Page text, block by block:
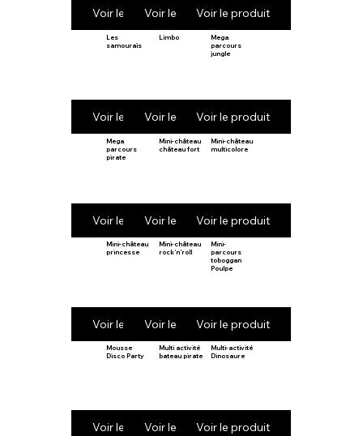
Voir le produitVoir le produitVoir le produit
Les
samouraïs
Voir le produit
Limbo
Voir le produit
Mega
parcours
jungle
Voir le produit
Mega
parcours
pirate
Voir le produit
Mini-château
château fort
Voir le produit
Mini-château
multicolore
Voir le produit
Mini-château
princesse
Voir le produit
Mini-château
rock’n’roll
Voir le produit
Mini-
parcours
toboggan
Poulpe
Voir le produit
Mousse
Disco Party
Voir le produit
Multi activité
bateau pirate
Voir le produit
Multi-activité
Dinosaure
Voir le produit